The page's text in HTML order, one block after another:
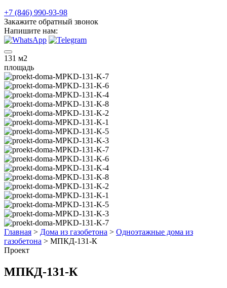
+7 (846) 990-93-98
Закажите обратный звонок
Напишите нам:
131 м2
площадь
Главная > Дома из газобетона > Одноэтажные дома из
газобетона > МПКД-131-К
Проект
МПКД-131-К